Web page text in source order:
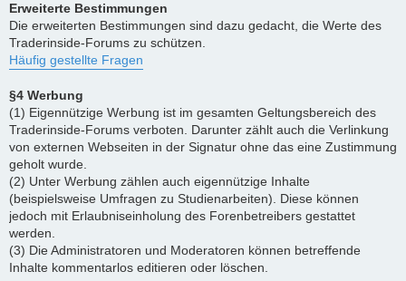
Erweiterte Bestimmungen
Die erweiterten Bestimmungen sind dazu gedacht, die Werte des
Traderinside-Forums zu schützen.
Häufig gestellte Fragen
§4 Werbung
(1) Eigennützige Werbung ist im gesamten Geltungsbereich des
Traderinside-Forums verboten. Darunter zählt auch die Verlinkung
von externen Webseiten in der Signatur ohne das eine Zustimmung
geholt wurde.
(2) Unter Werbung zählen auch eigennützige Inhalte
(beispielsweise Umfragen zu Studienarbeiten). Diese können
jedoch mit Erlaubniseinholung des Forenbetreibers gestattet
werden.
(3) Die Administratoren und Moderatoren können betreffende
Inhalte kommentarlos editieren oder löschen.